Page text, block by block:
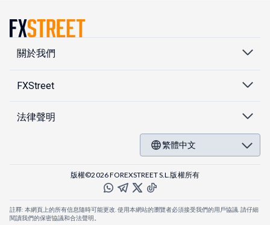
關於我們
FXStreet
法律聲明
繁體中文
版權©2026 FOREXSTREET S.L.版權所有
註釋: 本網頁上的所有信息隨時可能更改. 使用本網站的瀏覽者必須接受我們的用戶協議. 請仔細
閱讀我們的保密協議和合法聲明。